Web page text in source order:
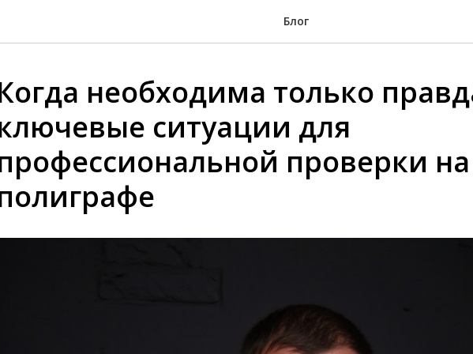
Блог
необходима только
ситуации для
проверки на